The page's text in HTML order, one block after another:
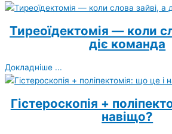
Тиреоїдектомія — коли
діє команда
Докладніше ...
Гістероскопія +
навіщо?